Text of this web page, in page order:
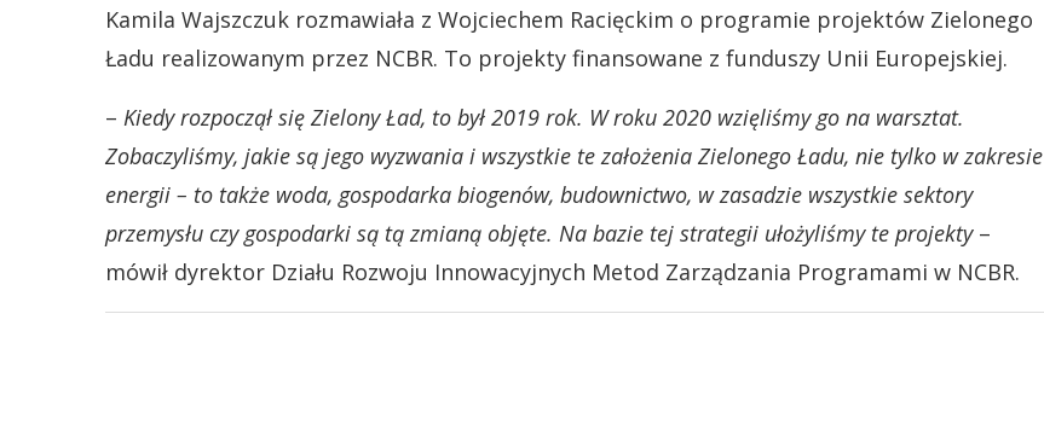
Kamila Wajszczuk rozmawiała z Wojciechem Racięckim o programie projektów Zielonego
Ładu realizowanym przez NCBR. To projekty finansowane z funduszy Unii Europejskiej.
– Kiedy rozpoczął się Zielony Ład, to był 2019 rok. W roku 2020 wzięliśmy go na warsztat.
Zobaczyliśmy, jakie są jego wyzwania i wszystkie te założenia Zielonego Ładu, nie tylko w zakresie
energii – to także woda, gospodarka biogenów, budownictwo, w zasadzie wszystkie sektory
przemysłu czy gospodarki są tą zmianą objęte. Na bazie tej strategii ułożyliśmy te projekty–
mówił dyrektor Działu Rozwoju Innowacyjnych Metod Zarządzania Programami w NCBR.